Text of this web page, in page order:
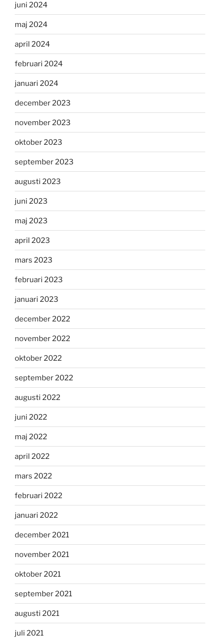
juni 2024
maj 2024
april 2024
februari 2024
januari 2024
december 2023
november 2023
oktober 2023
september 2023
augusti 2023
juni 2023
maj 2023
april 2023
mars 2023
februari 2023
januari 2023
december 2022
november 2022
oktober 2022
september 2022
augusti 2022
juni 2022
maj 2022
april 2022
mars 2022
februari 2022
januari 2022
december 2021
november 2021
oktober 2021
september 2021
augusti 2021
juli 2021